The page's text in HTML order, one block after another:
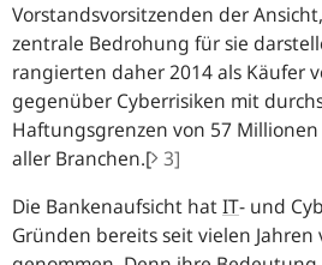
Vorstandsvorsitzenden der
zentrale Bedrohung für sie
rangierten daher 2014 als Käufer
gegenüber Cyberrisiken mit
Haftungsgrenzen von 57 Millionen
aller Branchen.[ 3]
Die Bankenaufsicht hatIT- und
Gründen bereits seit vielen